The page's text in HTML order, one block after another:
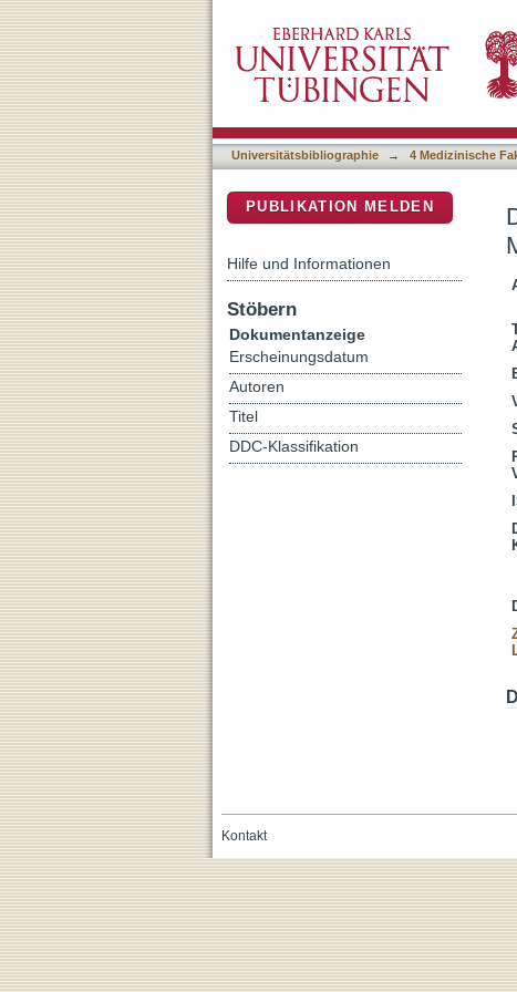
Universitätsbibliographie → 4 Medizinische
PUBLIKATION MELDEN
Hilfe und Informationen
Stöbern
Dokumentanzeige
Erscheinungsdatum
Autoren
Titel
DDC-Klassifikation
Kontakt